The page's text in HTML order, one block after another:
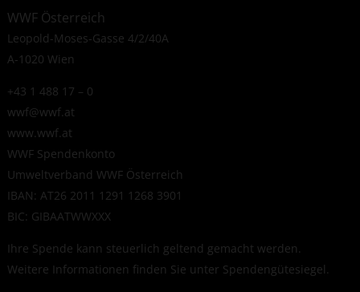
WWF Österreich
Leopold-Moses-Gasse 4/2/40A
A-1020 Wien
+43 1 488 17 – 0
wwf@wwf.at
www.wwf.at
WWF Spendenkonto
Umweltverband WWF Österreich
IBAN: AT26 2011 1291 1268 3901
BIC: GIBAATWWXXX
Ihre Spende kann steuerlich geltend gemacht werden.
Weitere Informationen finden Sie unter Spendengütesiegel